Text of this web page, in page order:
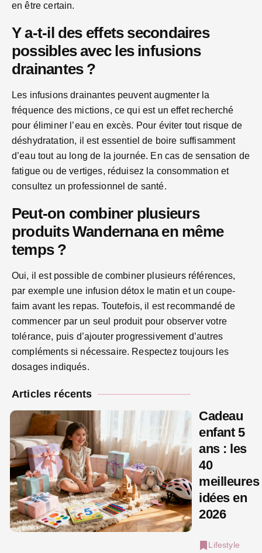
en être certain.
Y a-t-il des effets secondaires
possibles avec les infusions
drainantes ?
Les infusions drainantes peuvent augmenter la
fréquence des mictions, ce qui est un effet recherché
pour éliminer l’eau en excès. Pour éviter tout risque de
déshydratation, il est essentiel de boire suffisamment
d’eau tout au long de la journée. En cas de sensation de
fatigue ou de vertiges, réduisez la consommation et
consultez un professionnel de santé.
Peut-on combiner plusieurs
produits Wandernana en même
temps ?
Oui, il est possible de combiner plusieurs références,
par exemple une infusion détox le matin et un coupe-
faim avant les repas. Toutefois, il est recommandé de
commencer par un seul produit pour observer votre
tolérance, puis d’ajouter progressivement d’autres
compléments si nécessaire. Respectez toujours les
dosages indiqués.
Articles récents
Cadeau
enfant 5
ans : les
40
meilleures
idées en
2026
Lifestyle